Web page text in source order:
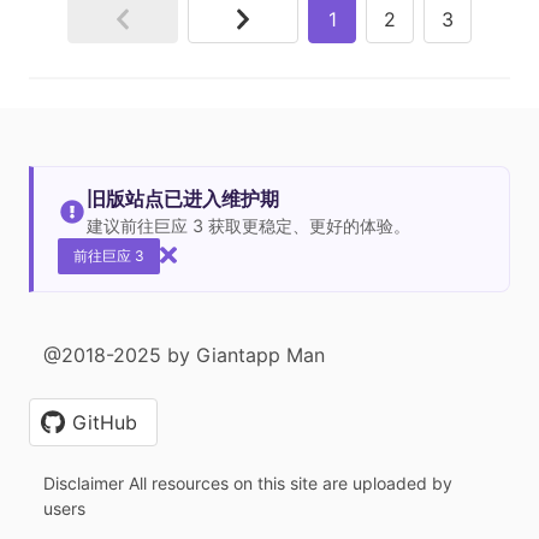
1 2 3
旧版站点已进入维护期
建议前往巨应 3 获取更稳定、更好的体验。
前往巨应 3
@2018-2025 by Giantapp Man
GitHub
Disclaimer All resources on this site are uploaded by
users